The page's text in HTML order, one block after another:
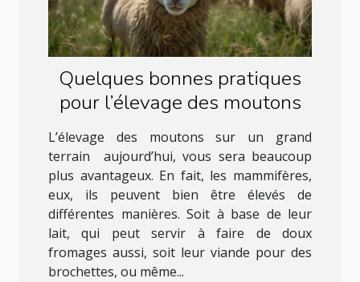
Quelques bonnes pratiques
pour l’élevage des moutons
L’élevage des moutons sur un grand
terrain aujourd’hui, vous sera beaucoup
plus avantageux. En fait, les mammifères,
eux, ils peuvent bien être élevés de
différentes manières. Soit à base de leur
lait, qui peut servir à faire de doux
fromages aussi, soit leur viande pour des
brochettes, ou même...